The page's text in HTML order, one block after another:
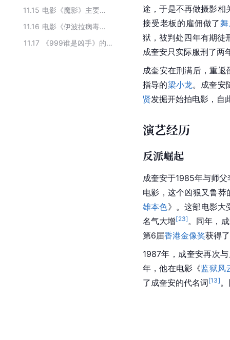
11.15
电影《魔影》主要演员
11.16
电影《伊波拉病毒》主要演员
11.17
《999谁是凶手》的主要演员
途，于是不再做摄影相
接受老板的雇佣做了
狱，被判处四年有期徒
成奎安只实际服刑了两
成奎安在刑满后，重
指导的梁小龙。成奎安
贤发掘开始拍电影，自
演艺经历
反派崛起
成奎安于1985年与师
电影，这个凶狠又鲁
雄本色》。这部电影
名气大增[23] 。同年，
第6届香港金像奖获得
1987年，成奎安再次
年，他在电影《监狱风
了成奎安的代名词[13]